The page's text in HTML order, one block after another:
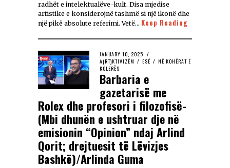
radhët e intelektualëve-kult. Disa mjedise
artistike e konsiderojnë tashmë si një ikonë dhe
një pikë absolute referimi. Vetë… Keep Reading
JANUARY 10, 2025
A(RT)KTIVIZËM / ESÉ / NË KOHËRAT E
KOLERËS
Barbaria e
gazetarisë me
Rolex dhe profesori i filozofisë-
(Mbi dhunën e ushtruar dje në
emisionin “Opinion” ndaj Arlind
Qorit; drejtuesit të Lëvizjes
Bashkë)/Arlinda Guma